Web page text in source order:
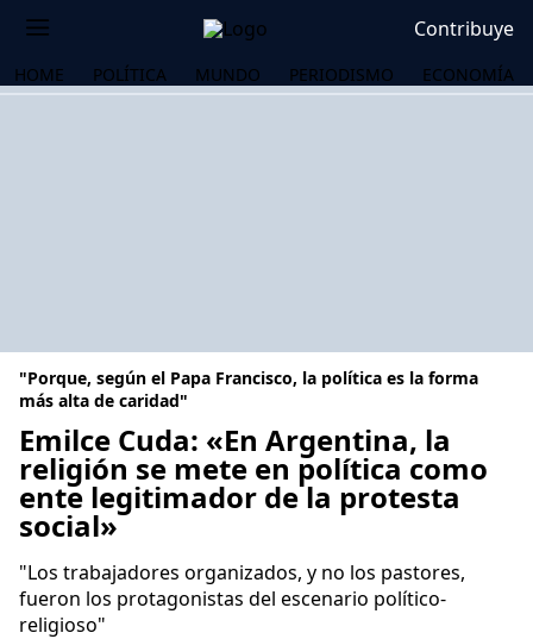
Contribuye
HOME POLÍTICA MUNDO PERIODISMO ECONOMÍA
"Porque, según el Papa Francisco, la política es la forma
más alta de caridad"
Emilce Cuda: «En Argentina, la
religión se mete en política como
ente legitimador de la protesta
social»
"Los trabajadores organizados, y no los pastores,
fueron los protagonistas del escenario político-
religioso"